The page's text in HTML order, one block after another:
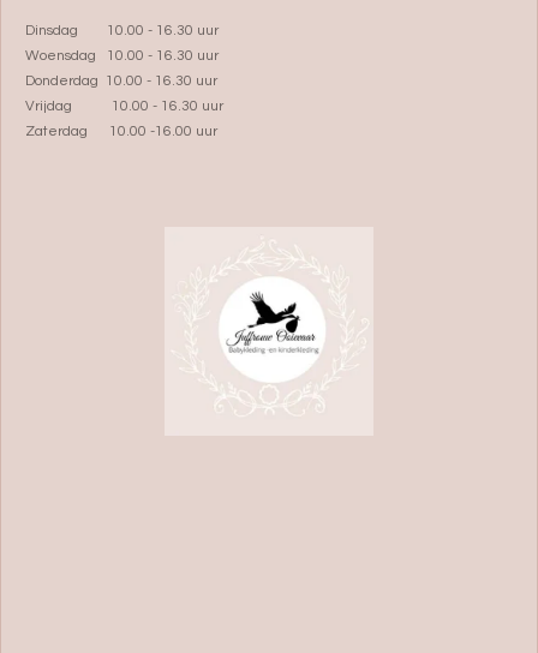
Dinsdag 10.00 - 16.30 uur
Woensdag 10.00 - 16.30 uur
Donderdag 10.00 - 16.30 uur
Vrijdag 10.00 - 16.30 uur
Zaterdag 10.00 -16.00 uur